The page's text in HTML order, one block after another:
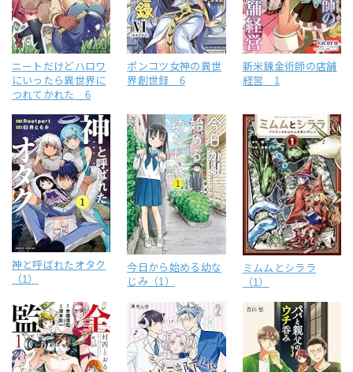
ニートだけどハロワ
にいったら異世界に
つれてかれた 6
ポンコツ女神の異世
界創世録 6
新米錬金術師の店舗
経営 1
神と呼ばれたオタク
（1）
今日から始める幼な
じみ（1）
ミムムとシララ
（1）